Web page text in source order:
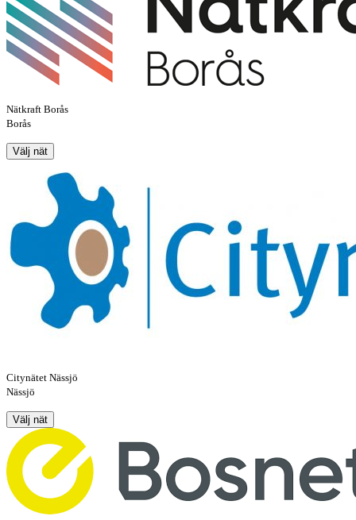
Nätkraft Borås
Borås
Välj nät
Citynätet Nässjö
Nässjö
Välj nät